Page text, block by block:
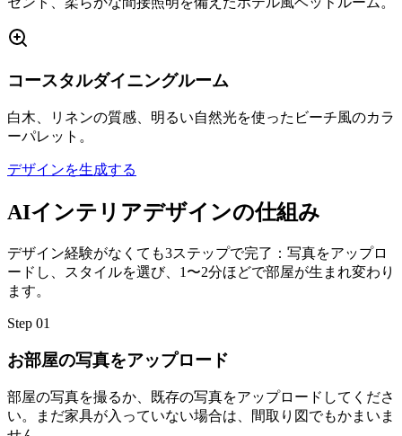
コースタルダイニングルーム
白木、リネンの質感、明るい自然光を使ったビーチ風のカラ
ーパレット。
デザインを生成する
AIインテリアデザインの仕組み
デザイン経験がなくても3ステップで完了：写真をアップロ
ードし、スタイルを選び、1〜2分ほどで部屋が生まれ変わり
ます。
Step 01
お部屋の写真をアップロード
部屋の写真を撮るか、既存の写真をアップロードしてくださ
い。まだ家具が入っていない場合は、間取り図でもかまいま